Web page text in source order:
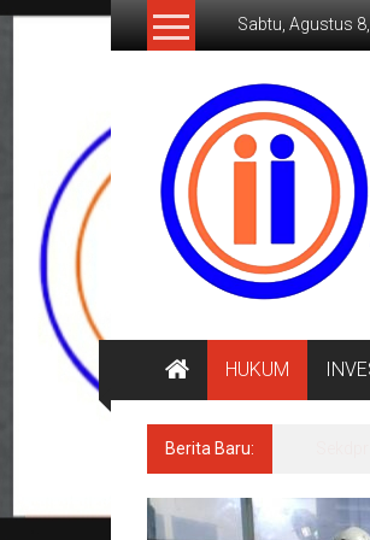
Lompat
Sabtu, Agustus
Mitra
Bisnis
Terpercaya
HUKUM
Berita Baru: